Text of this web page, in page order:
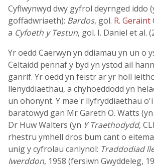
Cyflwynwyd dwy gyfrol deyrnged iddo
goffadwriaeth): Bardos, gol. R. Geraint
a Cyfoeth y Testun, gol. I. Daniel et al.
Yr oedd Caerwyn yn ddiamau yn un o
Celtaidd pennaf y byd yn ystod ail
ganrif. Yr oedd yn feistr ar yr holl
llenyddiaethau, a chyhoeddodd yn
un ohonynt. Y mae'r llyfryddiaethau
baratowyd gan Mr Gareth O. Watts (yn
Dr Huw Walters (yn Y Traethodydd,
rhestru ymhell dros bum cant o
unig y cyfrolau canlynol: Traddodiad
Iwerddon, 1958 (fersiwn Gwyddeleg,